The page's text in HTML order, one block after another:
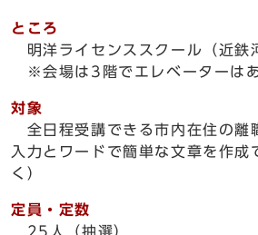
ところ
明洋ライセンススクール（近鉄
※会場は3階でエレベーターはあ
対象
全日程受講できる市内在住の離
入力とワードで簡単な文章を作成
く）
定員・定数
25人（抽選）